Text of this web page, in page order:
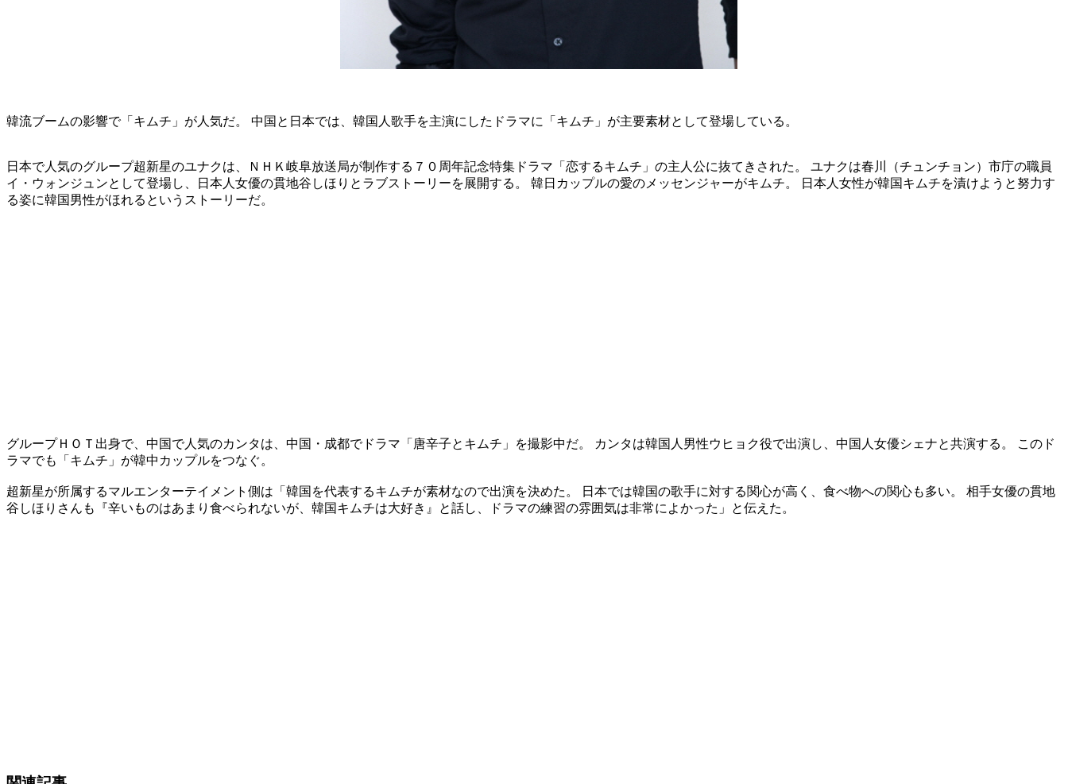
韓流ブームの影響で「キムチ」が人気だ。 中国と日本では、韓国人歌手を主演にしたドラマに「キムチ」が主要素材として登場している。
日本で人気のグループ超新星のユナクは、ＮＨＫ岐阜放送局が制作する７０周年記念特集ドラマ「恋するキムチ」の主人公に抜てきされた。 ユナクは春川（チュンチョン）市庁の職員
イ・ウォンジュンとして登場し、日本人女優の貫地谷しほりとラブストーリーを展開する。 韓日カップルの愛のメッセンジャーがキムチ。 日本人女性が韓国キムチを漬けようと努力す
る姿に韓国男性がほれるというストーリーだ。
グループＨＯＴ出身で、中国で人気のカンタは、中国・成都でドラマ「唐辛子とキムチ」を撮影中だ。 カンタは韓国人男性ウヒョク役で出演し、中国人女優シェナと共演する。 このド
ラマでも「キムチ」が韓中カップルをつなぐ。
超新星が所属するマルエンターテイメント側は「韓国を代表するキムチが素材なので出演を決めた。 日本では韓国の歌手に対する関心が高く、食べ物への関心も多い。 相手女優の貫地
谷しほりさんも『辛いものはあまり食べられないが、韓国キムチは大好き』と話し、ドラマの練習の雰囲気は非常によかった」と伝えた。